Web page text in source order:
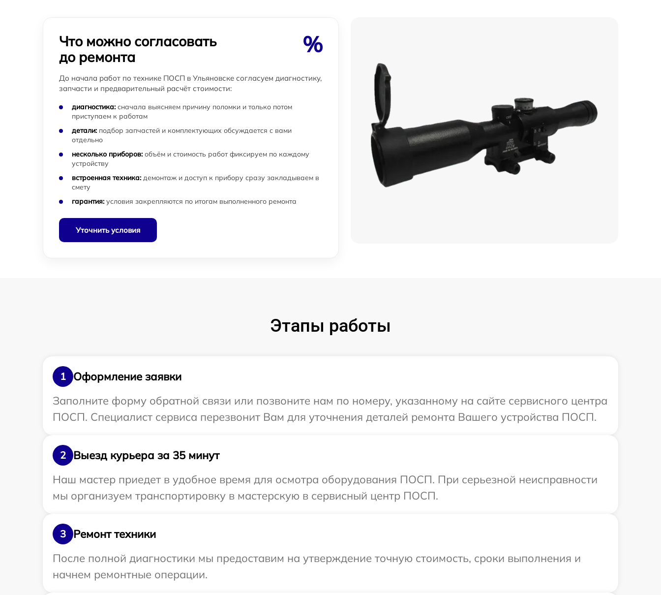
Что можно согласовать
до ремонта
%
До начала работ по технике ПОСП в Ульяновске согласуем диагностику,
запчасти и предварительный расчёт стоимости:
диагностика: сначала выясняем причину поломки и только потом
приступаем к работам
детали: подбор запчастей и комплектующих обсуждается с вами
отдельно
несколько приборов: объём и стоимость работ фиксируем по каждому
устройству
встроенная техника: демонтаж и доступ к прибору сразу закладываем в
смету
гарантия: условия закрепляются по итогам выполненного ремонта
Уточнить условия
Этапы работы
1
Оформление заявки
Заполните форму обратной связи или позвоните нам по номеру, указанному на сайте сервисного центра
ПОСП. Специалист сервиса перезвонит Вам для уточнения деталей ремонта Вашего устройства ПОСП.
2
Выезд курьера за 35 минут
Наш мастер приедет в удобное время для осмотра оборудования ПОСП. При серьезной неисправности
мы организуем транспортировку в мастерскую в сервисный центр ПОСП.
3
Ремонт техники
После полной диагностики мы предоставим на утверждение точную стоимость, сроки выполнения и
начнем ремонтные операции.